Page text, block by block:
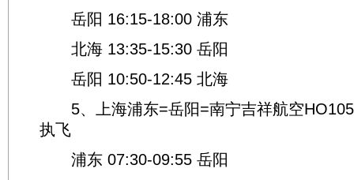
岳阳 16:15-18:00 浦东
北海 13:35-15:30 岳阳
岳阳 10:50-12:45 北海
5、上海浦东=岳阳=南宁吉祥航空
执飞
浦东 07:30-09:55 岳阳